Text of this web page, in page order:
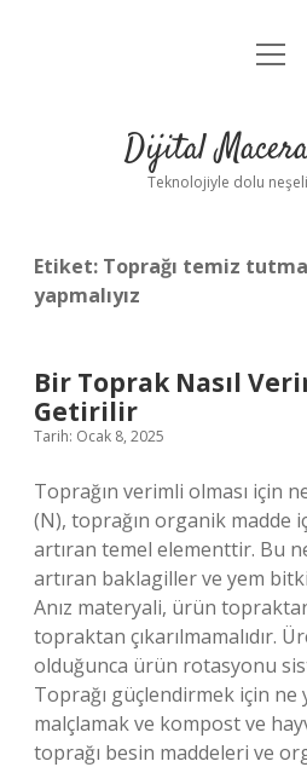
Anasayfa
Yasal
Dijital
Teknolojiyle dolu
Etiket: Toprağı temiz
yapmalıyız
Bir Toprak Nasıl
Getirilir
Tarih: Ocak 8, 2025
Toprağın verimli olması için
(N), toprağın organik madde
artıran temel elementtir. Bu
artıran baklagiller ve yem
Anız materyali, ürün
topraktan çıkarılmamalıdır.
olduğunca ürün rotasyonu
Toprağı güçlendirmek için ne
malçlamak ve kompost ve
toprağı besin maddeleri ve